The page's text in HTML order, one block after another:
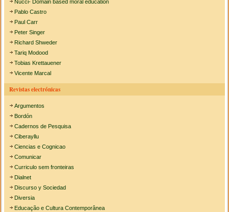
Nucci- Domain based moral education
Pablo Castro
Paul Carr
Peter Singer
Richard Shweder
Tariq Modood
Tobias Krettauener
Vicente Marcal
Revistas electrónicas
Argumentos
Bordón
Cadernos de Pesquisa
Ciberayllu
Ciencias e Cognicao
Comunicar
Curriculo sem fronteiras
Dialnet
Discurso y Sociedad
Diversia
Educação e Cultura Contemporânea